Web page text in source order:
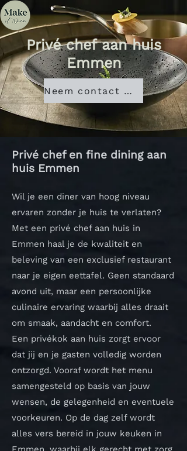
Privé chef aan huis
Emmen
Neem contact met ons op
Privé chef en fine dining aan
huis Emmen
Wil je een diner van hoog niveau
ervaren zonder je huis te verlaten?
Met een privé chef aan huis in
Emmen haal je de kwaliteit en
beleving van een exclusief restaurant
naar je eigen eettafel. Geen standaard
avond uit, maar een persoonlijke
culinaire ervaring waarbij alles draait
om smaak, aandacht en comfort.
Een privékok aan huis zorgt ervoor
dat jij en je gasten volledig worden
ontzorgd. Vooraf wordt het menu
samengesteld op basis van jouw
wensen, de gelegenheid en eventuele
voorkeuren. Op de dag zelf wordt
alles vers bereid in jouw keuken in